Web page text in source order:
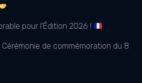
pour l’Édition 2026 !
Cérémonie de commémoration du 8